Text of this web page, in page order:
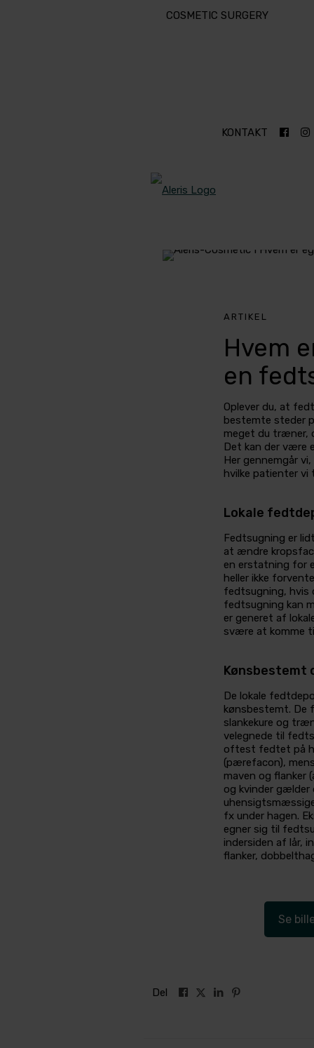
COSMETIC SURGERY
KONTAKT
ARTIKEL
Hvem
en
Oplever du, at
bestemte steder
meget du træner,
Det kan der være
Her gennemgår
hvilke patienter vi
Lokale
Fedtsugning er
at ændre
en erstatning for
heller ikke
fedtsugning, hvis
fedtsugning kan
er generet af
svære at komme
Kønsbestemt
De lokale
kønsbestemt. De
slankekure og
velegnede til
oftest fedtet på
(pærefacon),
maven og flanker
og kvinder gælder
fx under hagen.
egner sig til
indersiden af lår,
flanker,
Se
Del